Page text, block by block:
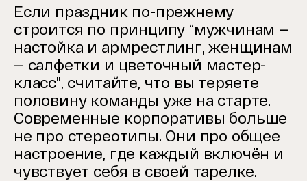
Если праздник по-прежнему
строится по принципу “мужчинам —
настойка и армрестлинг, женщинам
— салфетки и цветочный мастер-
класс”, считайте, что вы теряете
половину команды уже на старте.
Современные корпоративы больше
не про стереотипы. Они про общее
настроение, где каждый включён и
чувствует себя в своей тарелке.